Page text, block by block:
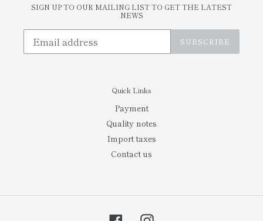
SIGN UP TO OUR MAILING LIST TO GET THE LATEST
NEWS
SUBSCRIBE
Quick Links
Payment
Quality notes
Import taxes
Contact us